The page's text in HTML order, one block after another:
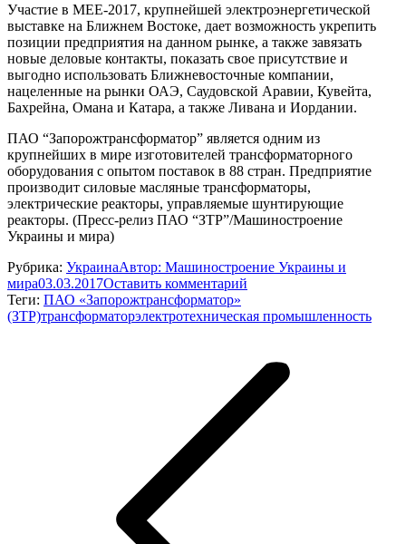
Участие в MEE-2017, крупнейшей электроэнергетической
выставке на Ближнем Востоке, дает возможность укрепить
позиции предприятия на данном рынке, а также завязать
новые деловые контакты, показать свое присутствие и
выгодно использовать Ближневосточные компании,
нацеленные на рынки ОАЭ, Саудовской Аравии, Кувейта,
Бахрейна, Омана и Катара, а также Ливана и Иордании.
ПАО “Запорожтрансформатор” является одним из
крупнейших в мире изготовителей трансформаторного
оборудования с опытом поставок в 88 стран. Предприятие
производит силовые масляные трансформаторы,
электрические реакторы, управляемые шунтирующие
реакторы. (Пресс-релиз ПАО “ЗТР”/Машиностроение
Украины и мира)
Рубрика: УкраинаАвтор: Машиностроение Украины и
мира03.03.2017Оставить комментарий
Теги: ПАО «Запорожтрансформатор»
(ЗТР)трансформаторэлектротехническая промышленность